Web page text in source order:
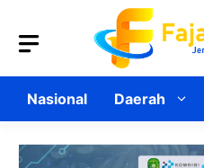
Nasional Daerah